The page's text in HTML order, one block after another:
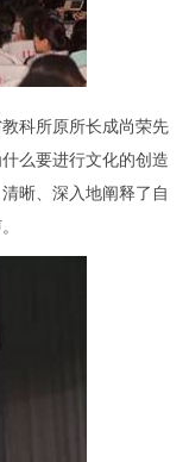
科所原所长成尚荣先
么要进行文化的创造
晰、深入地阐释了自